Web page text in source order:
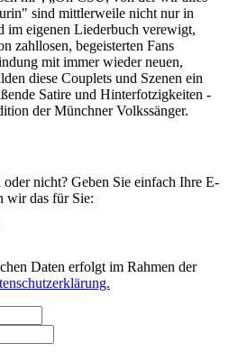
sind mittlerweile nicht nur in
im eigenen Liederbuch verewigt,
zahllosen, begeisterten Fans
mit immer wieder neuen,
diese Couplets und Szenen ein
Satire und Hinterfotzigkeiten -
der Münchner Volkssänger.
nicht? Geben Sie einfach Ihre E-
wir das für Sie:
Daten erfolgt im Rahmen der